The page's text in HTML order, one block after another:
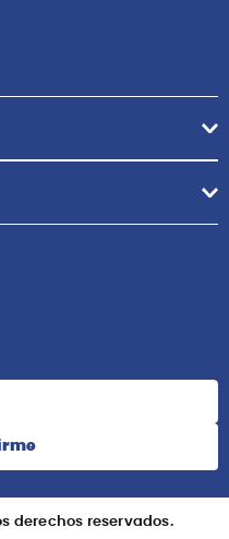
derechos reservados.